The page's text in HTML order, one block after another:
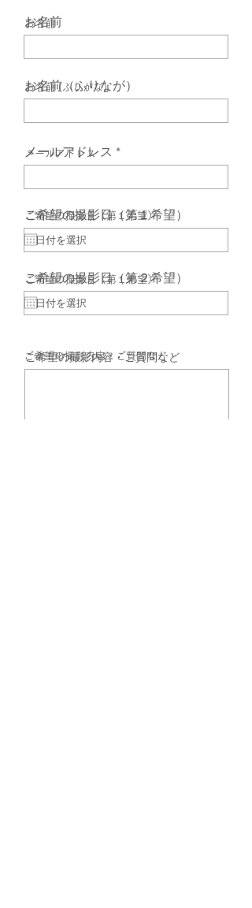
お名前
​お名前
お名前（ふりなが）
お名前 (ふりがな)
メールアドレス
​メールアドレス
ご希望の撮影日（第１希望）
​ご希望の撮影日（第１希望）
ご希望の撮影日（第２希望）
​ご希望の撮影日（第１希望）
ご希望の撮影内容・ご質問など
​ご希望の撮影内容・ご質問など